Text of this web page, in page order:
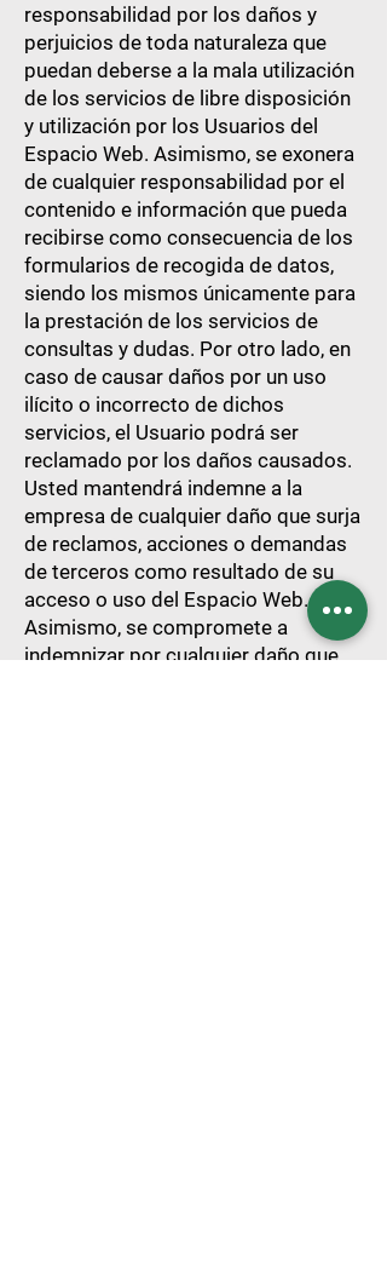
responsabilidad por los daños y
perjuicios de toda naturaleza que
puedan deberse a la mala utilización
de los servicios de libre disposición
y utilización por los Usuarios del
Espacio Web. Asimismo, se exonera
de cualquier responsabilidad por el
contenido e información que pueda
recibirse como consecuencia de los
formularios de recogida de datos,
siendo los mismos únicamente para
la prestación de los servicios de
consultas y dudas. Por otro lado, en
caso de causar daños por un uso
ilícito o incorrecto de dichos
servicios, el Usuario podrá ser
reclamado por los daños causados.
Usted mantendrá indemne a la
empresa de cualquier daño que surja
de reclamos, acciones o demandas
de terceros como resultado de su
acceso o uso del Espacio Web.
Asimismo, se compromete a
indemnizar por cualquier daño que